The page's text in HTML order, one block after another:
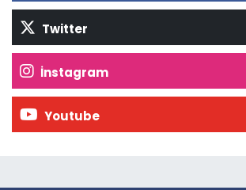
Twitter
İnstagram
Youtube